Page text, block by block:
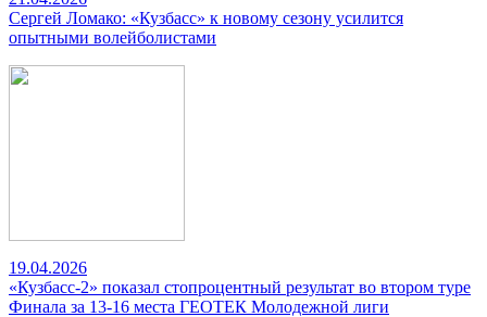
Сергей Ломако: «Кузбасс» к новому сезону усилится
опытными волейболистами
19.04.2026
«Кузбасс-2» показал стопроцентный результат во втором туре
Финала за 13-16 места ГЕОТЕК Молодежной лиги